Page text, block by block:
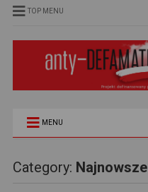
TOP MENU
MENU
Category: Najnowsze